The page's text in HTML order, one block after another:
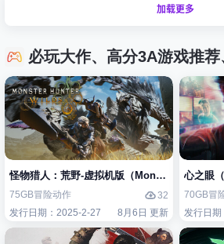
加载更多
必玩大作、高分3A游戏推荐
怪物猎人：荒野-虚拟机版（Monster Hunter
75GB冒险动作
32
发行日期：2025-2-27
8月6日 更新
心之眼
70GB冒
发行日